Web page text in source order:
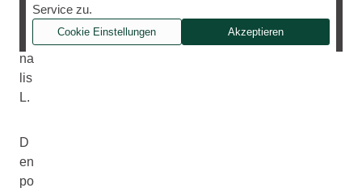
Service zu.
Cookie Einstellungen Akzeptieren
off
na
lis
L.
D
en
po